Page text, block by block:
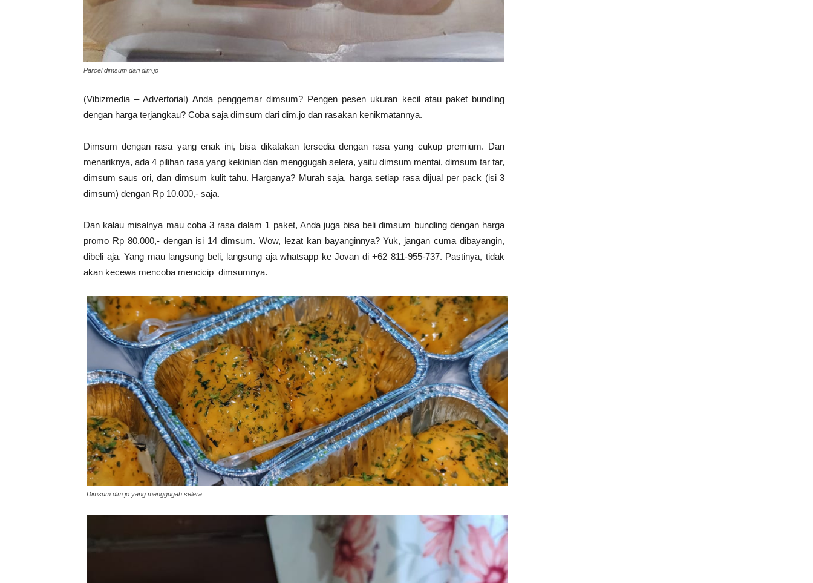
Parcel dimsum dari dim.jo
(Vibizmedia – Advertorial) Anda penggemar dimsum? Pengen pesen ukuran kecil atau paket bundling
dengan harga terjangkau? Coba saja dimsum dari dim.jo dan rasakan kenikmatannya.
Dimsum dengan rasa yang enak ini, bisa dikatakan tersedia dengan rasa yang cukup premium. Dan
menariknya, ada 4 pilihan rasa yang kekinian dan menggugah selera, yaitu dimsum mentai, dimsum tar tar,
dimsum saus ori, dan dimsum kulit tahu. Harganya? Murah saja, harga setiap rasa dijual per pack (isi 3
dimsum) dengan Rp 10.000,- saja.
Dan kalau misalnya mau coba 3 rasa dalam 1 paket, Anda juga bisa beli dimsum bundling dengan harga
promo Rp 80.000,- dengan isi 14 dimsum. Wow, lezat kan bayanginnya? Yuk, jangan cuma dibayangin,
dibeli aja. Yang mau langsung beli, langsung aja whatsapp ke Jovan di +62 811-955-737. Pastinya, tidak
akan kecewa mencoba mencicip dimsumnya.
Dimsum dim.jo yang menggugah selera